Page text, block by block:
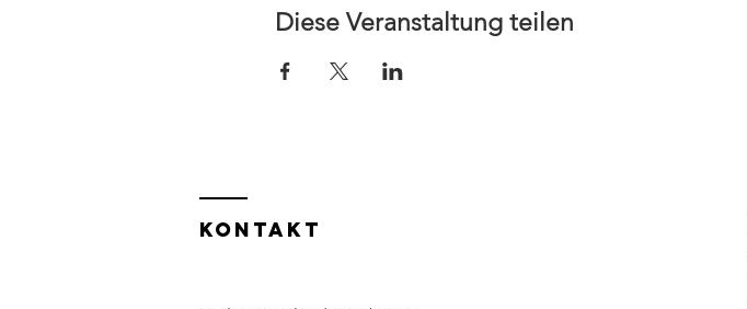
Diese Veranstaltung teilen
KONTAKT